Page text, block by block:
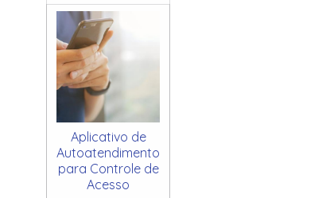
Aplicativo de
Autoatendimento
para Controle de
Acesso